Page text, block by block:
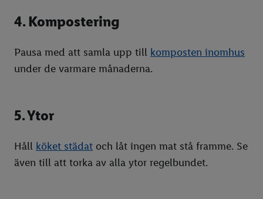
4. Kompostering
Pausa med att samla upp till komposten inomhus
under de varmare månaderna.
5. Ytor
Håll köket städat och låt ingen mat stå framme. Se
även till att torka av alla ytor regelbundet.